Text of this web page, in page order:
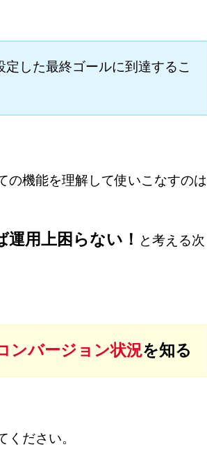
した最終ゴールに到達するこ
の機能を理解して使いこなすのは
用上困らない！ と考える次
ンバージョン状況を知る
ださい。